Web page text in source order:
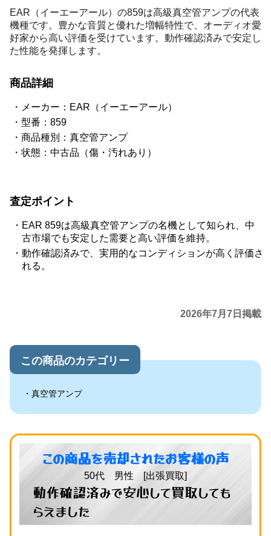
EAR（イーエーアール）の859は高級真空管アンプの代表
機種です。豊かな音質と優れた増幅特性で、オーディオ愛
好家から高い評価を受けています。動作確認済みで安定し
た性能を発揮します。
商品詳細
メーカー：EAR（イーエーアール）
型番：859
商品種別：真空管アンプ
状態：中古品（傷・汚れあり）
査定ポイント
EAR 859は高級真空管アンプの名機として知られ、中
古市場でも安定した需要と高い評価を維持。
動作確認済みで、実用的なコンディションが高く評価さ
れる。
2026年7月7日掲載
この商品のカテゴリー
真空管アンプ
この商品を売却されたお客様の声
50代 男性 [出張買取]
動作確認済みで安心して買取しても
らえました